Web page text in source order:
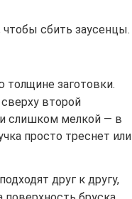
сбить заусенцы.
толщине заготовки.
второй
слишком мелкой — в
просто треснет или
друг к другу,